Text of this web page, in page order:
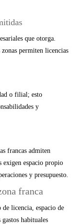
que otorga.
permiten licencias
o filial; esto
y
francas admiten
exigen espacio propio
y presupuesto.
franca
licencia, espacio de
habituales